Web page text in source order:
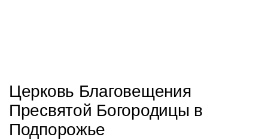
Церковь Благовещения
Пресвятой Богородицы в
Подпорожье